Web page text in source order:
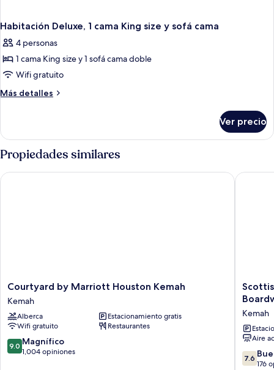
Habitación Deluxe, 1 cama King size y sofá cama
4 personas
1 cama King size y 1 sofá cama doble
Wifi gratuito
Más detalles
Más
Deluxe,
1
cama
King
size
Ver precio
Propiedades similares
Courtyard
by
Marriott
Houston
Kemah
Kemah
Courtyard by Marriott Houston Kemah
Kemah
Alberca
Estacionamiento gratis
Wifi gratuito
Restaurantes
9.0
de
9.0 Magnífico
1,004 opiniones
Courtyard by Marriott Houston Kemah
Scottish
Inns
Suites
-
Near
Kemah
Kemah
Aire
7.6
de
7.6
176
Scottish